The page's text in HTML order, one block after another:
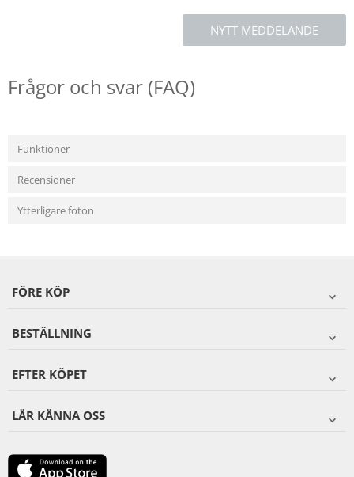
NYTT MEDDELANDE
Frågor och svar (FAQ)
Funktioner
Recensioner
Ytterligare foton
FÖRE KÖP
BESTÄLLNING
EFTER KÖPET
LÄR KÄNNA OSS